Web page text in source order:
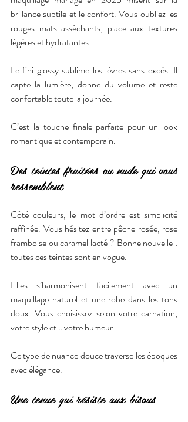
brillance subtile et le confort. Vous oubliez les
rouges mats asséchants, place aux textures
légères et hydratantes.
Le fini glossy sublime les lèvres sans excès. Il
capte la lumière, donne du volume et reste
confortable toute la journée.
C’est la touche finale parfaite pour un look
romantique et contemporain.
Des teintes fruitées ou nude qui vous
ressemblent
Côté couleurs, le mot d’ordre est simplicité
raffinée. Vous hésitez entre pêche rosée, rose
framboise ou caramel lacté ? Bonne nouvelle :
toutes ces teintes sont en vogue.
Elles s’harmonisent facilement avec un
maquillage naturel et une robe dans les tons
doux. Vous choisissez selon votre carnation,
votre style et… votre humeur.
Ce type de nuance douce traverse les époques
avec élégance.
Une tenue qui résiste aux bisous